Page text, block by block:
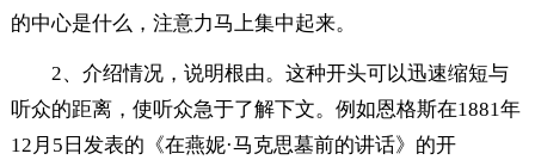
的中心是什么，注意力马上集中起来。
2、介绍情况，说明根由。这种开头可以迅速缩短与
听众的距离，使听众急于了解下文。例如恩格斯在1881年
12月5日发表的《在燕妮·马克思墓前的讲话》的开